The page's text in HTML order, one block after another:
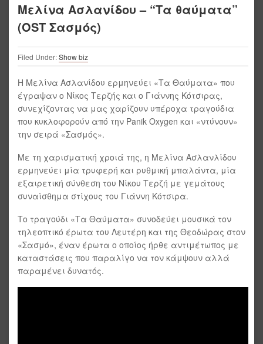
Μελίνα Ασλανίδου – “Τα θαύματα”
(OST Σασμός)
Filed Under:Show biz
Η Μελίνα Ασλανίδου ερμηνεύει «Τα Θαύματα» που
έγραψαν ο Νίκος Τερζής και ο Γιάννης Κότσιρας,
συνεχίζοντας να μας χαρίζουν υπέροχα τραγούδια
που κυκλοφορούν από την Panik Oxygen και «ντύνουν»
την σειρά «Σασμός».
Με τη χαρισματική χροιά της, η Μελίνα Ασλανλίδου
ερμηνεύει μία τρυφερή και ρυθμική μπαλάντα, μία
εξαιρετική σύνθεση του Νίκου Τερζή με γεμάτους
συναίσθημα στίχους του Γιάννη Κότσιρα.
Το τραγούδι «Τα Θαύματα» συνοδεύει μουσικά τον
τηλεοπτικό έρωτα του Λευτέρη και της Θεοδώρας στον
«Σασμό», έναν έρωτα ο οποίος ήρθε αντιμέτωπος με
καταστάσεις που παραλίγο να τον κάμψουν αλλά
παραμένει δυνατός.